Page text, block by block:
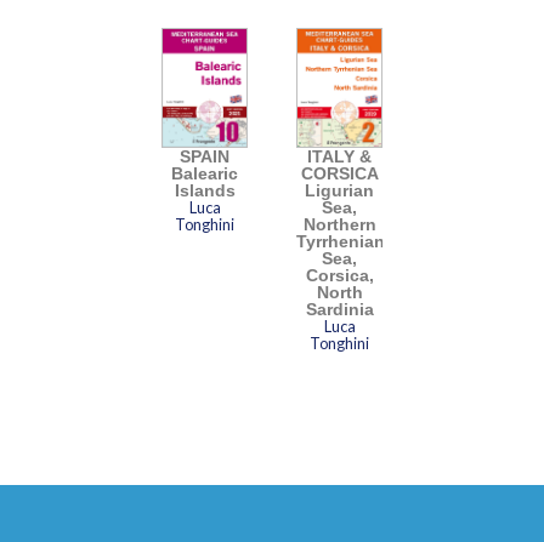
SPAIN
Balearic
Islands
Luca
Tonghini
ITALY &
CORSICA
Ligurian
Sea,
Northern
Tyrrhenian
Sea,
Corsica,
North
Sardinia
Luca
Tonghini